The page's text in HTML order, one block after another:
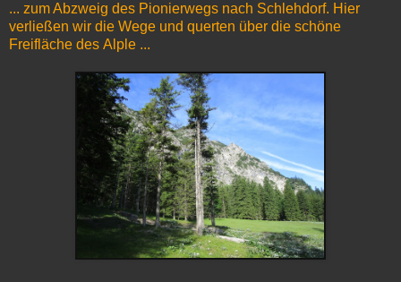
... zum Abzweig des Pionierwegs nach Schlehdorf. Hier
verließen wir die Wege und querten über die schöne
Freifläche des Alple ...